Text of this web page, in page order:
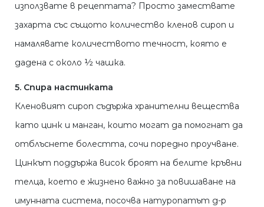
използвате в рецептата? Просто замествате
захарта със същото количество кленов сироп и
намалявате количеството течност, която е
дадена с около ½ чашка.
5. Спира настинката
Кленовият сироп съдържа хранителни вещества
като цинк и манган, които могат да помогнат да
отблъснете болестта, сочи поредно проучване.
Цинкът поддържа висок броят на белите кръвни
телца, което е жизнено важно за повишаване на
имунната система, посочва натуропатът д-р